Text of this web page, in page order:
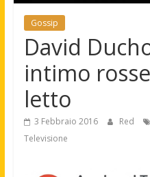
Gossip
David
intimo
letto
3 Febbraio 2016 Red
Televisione